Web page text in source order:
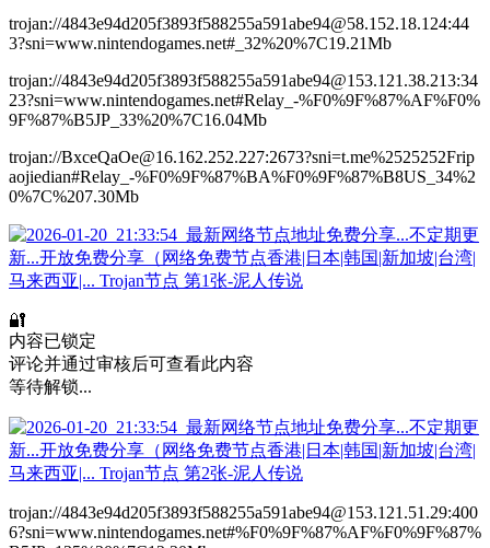
trojan://4843e94d205f3893f588255a591abe94@58.152.18.124:44
3?sni=www.nintendogames.net#_32%20%7C19.21Mb
trojan://4843e94d205f3893f588255a591abe94@153.121.38.213:34
23?sni=www.nintendogames.net#Relay_-%F0%9F%87%AF%F0%
9F%87%B5JP_33%20%7C16.04Mb
trojan://BxceQaOe@16.162.252.227:2673?sni=t.me%2525252Frip
aojiedian#Relay_-%F0%9F%87%BA%F0%9F%87%B8US_34%2
0%7C%207.30Mb
🔐
内容已锁定
评论并通过审核后可查看此内容
等待解锁...
trojan://4843e94d205f3893f588255a591abe94@153.121.51.29:400
6?sni=www.nintendogames.net#%F0%9F%87%AF%F0%9F%87%